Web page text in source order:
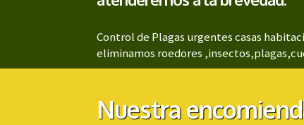
Control de Plagas urgentes casas
eliminamos roedores
Nuestra